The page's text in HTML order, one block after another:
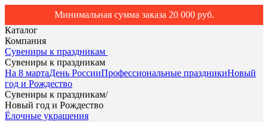
Минимальная сумма заказа 20 000 руб.
Каталог
Компания
Сувениры к праздникам
Сувениры к праздникам
На 8 мартаДень РоссииПрофессиональные праздникиНовый
год и Рождество
Сувениры к праздникам/
Новый год и Рождество
Ёлочные украшения